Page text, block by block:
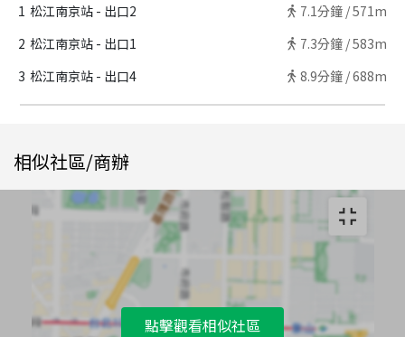
1 松江南京站 - 出口2 7.1分鐘 /571m
2 松江南京站 - 出口1 7.3分鐘 /583m
3 松江南京站 - 出口4 8.9分鐘 /688m
相似社區/商辦
點擊觀看相似社區